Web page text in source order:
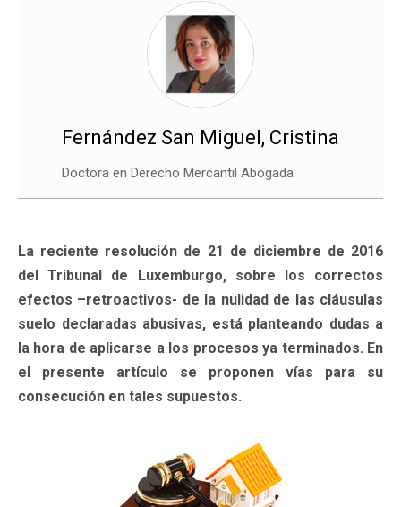
Fernández San Miguel, Cristina
Doctora en Derecho Mercantil Abogada
La reciente resolución de 21 de diciembre de 2016
del Tribunal de Luxemburgo, sobre los correctos
efectos –retroactivos- de la nulidad de las cláusulas
suelo declaradas abusivas, está planteando dudas a
la hora de aplicarse a los procesos ya terminados. En
el presente artículo se proponen vías para su
consecución en tales supuestos.